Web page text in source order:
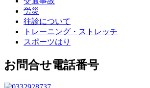
労災
往診について
トレーニング・ストレッチ
スポーツはり
お問合せ電話番号